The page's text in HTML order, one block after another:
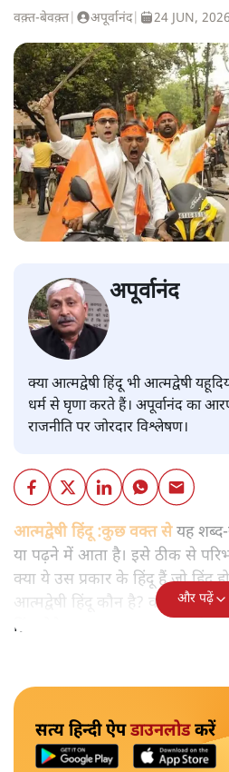
वक़्त-बेवक़्त अपूर्वानंद| 24 JUN, 2026
अपूर्वानंद
क्या आत्मद्वेषी हिंदू भी आत्मद्वेषी
धर्म से घृणा करते हैं। अपूर्वानंद का
राजनीति पर जोरदार विश्लेषण।
आत्मद्वेषी हिंदू :कुछ वक्त सेयह शब्द-
या पढ़ने में आता है। इसे ठीक से
क्या ये उस प्रकार के हिंदू हैं जो हिंदू
आत्मद्वेषी हिंदू कौन है? वह जो ख़ुद
हिंदू होने पर लज्जा का अनुभव होता
और पढ़ें
सत्य हिन्दी ऐपडाउनलोडकरें